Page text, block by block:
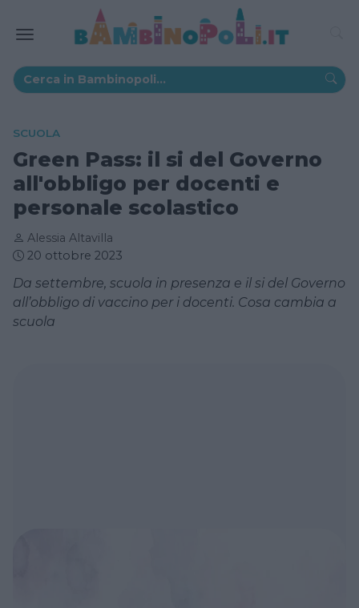
SCUOLA
Green Pass: il si del Governo
all'obbligo per docenti e
personale scolastico
Alessia Altavilla
20 ottobre 2023
Da settembre, scuola in presenza e il si del Governo
all’obbligo di vaccino per i docenti. Cosa cambia a
scuola